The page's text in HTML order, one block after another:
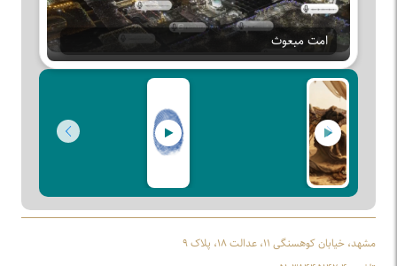
امت مبعوث
مشهد، خیابان کوهسنگی ۱۱، عدالت ۱۸، پلاک ۹